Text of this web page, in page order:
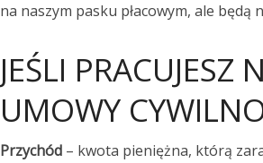
na naszym pasku płacowym, ale będą
JEŚLI PRACUJESZ
UMOWY
Przychód – kwota pieniężna, którą